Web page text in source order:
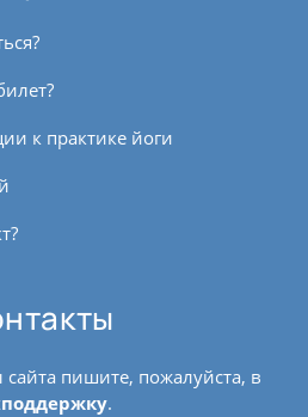
к практике йоги
пишите, пожалуйста, в
.